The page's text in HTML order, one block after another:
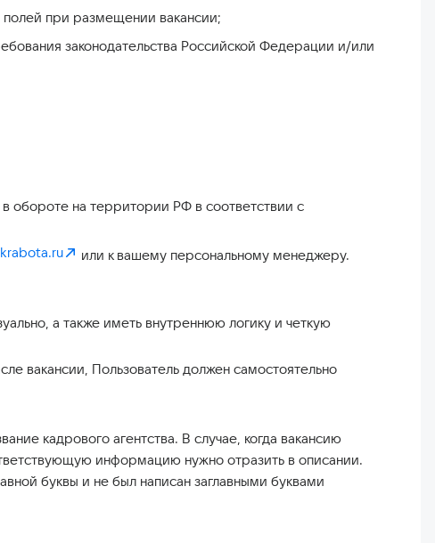
полей при размещении вакансии;
законодательства Российской Федерации и/или
обороте на территории РФ в соответствии с
или к вашему персональному менеджеру.
а также иметь внутреннюю логику и четкую
вакансии, Пользователь должен самостоятельно
кадрового агентства. В случае, когда вакансию
информацию нужно отразить в описании.
буквы и не был написан заглавными буквами